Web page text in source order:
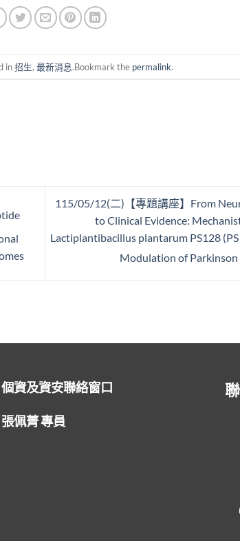
in招生, 最新消息.Bookmark the permalink.
115/05/12(二)【專題講座】From
to Clinical Evidence:
Lactiplantibacillus plantarum PS128
Modulation of Parkinson
個資及資安聯絡窗口
張佩菁 專員